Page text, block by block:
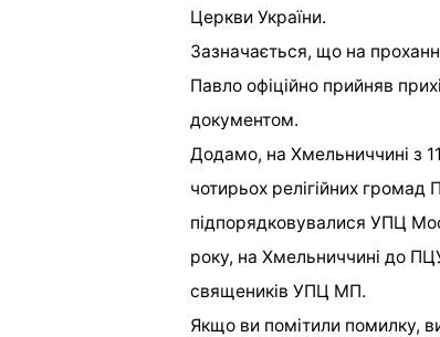
Церкви України.
Зазначається, що на
Павло офіційно прийняв
документом.
Додамо, на Хмельниччині з
чотирьох релігійних громад
підпорядковувалися УПЦ
року, на Хмельниччині до
священиків УПЦ МП.
Якщо ви помітили помилку,